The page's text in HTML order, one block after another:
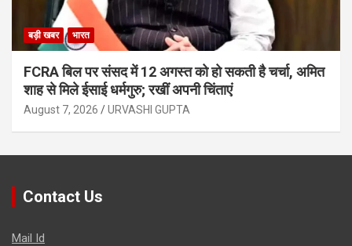
बड़ी खबर भारत
FCRA बिल पर संसद में 12 अगस्त को हो सकती है चर्चा, अमित
शाह से मिले ईसाई धर्मगुरु; रखीं अपनी चिंताएं
August 7, 2026 URVASHI GUPTA
Contact Us
Mail Id